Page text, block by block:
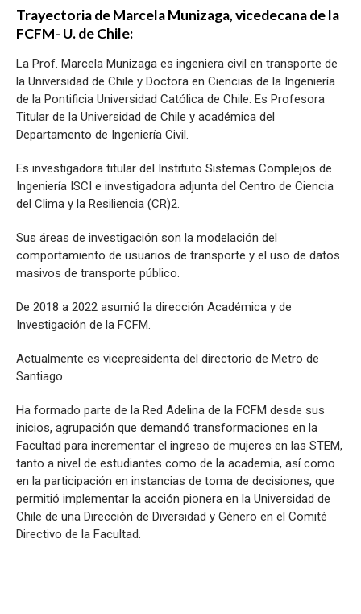
Trayectoria de Marcela Munizaga, vicedecana de la
FCFM- U. de Chile:
La Prof. Marcela Munizaga es ingeniera civil en transporte de
la Universidad de Chile y Doctora en Ciencias de la Ingeniería
de la Pontificia Universidad Católica de Chile. Es Profesora
Titular de la Universidad de Chile y académica del
Departamento de Ingeniería Civil.
Es investigadora titular del Instituto Sistemas Complejos de
Ingeniería ISCI e investigadora adjunta del Centro de Ciencia
del Clima y la Resiliencia (CR)2.
Sus áreas de investigación son la modelación del
comportamiento de usuarios de transporte y el uso de datos
masivos de transporte público.
De 2018 a 2022 asumió la dirección Académica y de
Investigación de la FCFM.
Actualmente es vicepresidenta del directorio de Metro de
Santiago.
Ha formado parte de la Red Adelina de la FCFM desde sus
inicios, agrupación que demandó transformaciones en la
Facultad para incrementar el ingreso de mujeres en las STEM,
tanto a nivel de estudiantes como de la academia, así como
en la participación en instancias de toma de decisiones, que
permitió implementar la acción pionera en la Universidad de
Chile de una Dirección de Diversidad y Género en el Comité
Directivo de la Facultad.